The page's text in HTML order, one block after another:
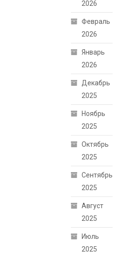
2026
Февраль
2026
Январь
2026
Декабрь
2025
Ноябрь
2025
Октябрь
2025
Сентябрь
2025
Август
2025
Июль
2025